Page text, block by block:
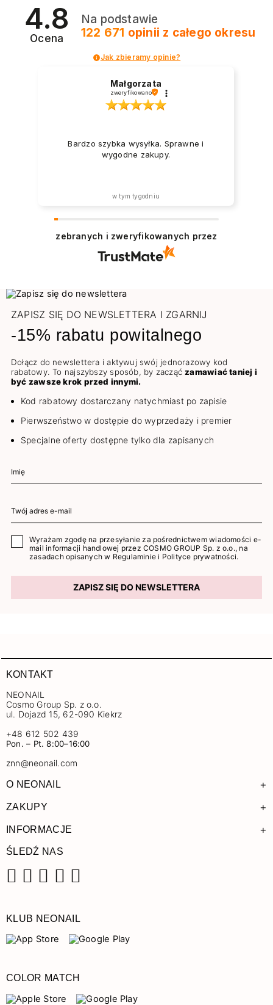
2026? Znajdź inspirację dla swojego manicure!
4.8
Ocena
Na podstawie
122 671 opinii z całego okresu
Jak zbieramy opinie?
Małgorzata
zweryfikowano
Bardzo szybka wysyłka. Sprawne i
wygodne zakupy.
w tym tygodniu
zebranych i zweryfikowanych przez
ZAPISZ SIĘ DO NEWSLETTERA I ZGARNIJ
-15% rabatu powitalnego
Dołącz do newslettera i aktywuj swój jednorazowy kod
rabatowy. To najszybszy sposób, by zacząćzamawiać taniej i
być zawsze krok przed innymi.
Kod rabatowy dostarczany natychmiast po zapisie
Pierwszeństwo w dostępie do wyprzedaży i premier
Specjalne oferty dostępne tylko dla zapisanych
Wyrażam zgodę na przesyłanie za pośrednictwem wiadomości e-
mail informacji handlowej przez COSMO GROUP Sp. z o.o., na
zasadach opisanych w Regulaminie i Polityce prywatności.
ZAPISZ SIĘ DO NEWSLETTERA
KONTAKT
NEONAIL
Cosmo Group Sp. z o.o.
ul. Dojazd 15, 62-090 Kiekrz
+48 612 502 439
Pon. – Pt. 8:00–16:00
znn@neonail.com
O NEONAIL +
ZAKUPY +
INFORMACJE +
ŚLEDŹ NAS
KLUB NEONAIL
COLOR MATCH